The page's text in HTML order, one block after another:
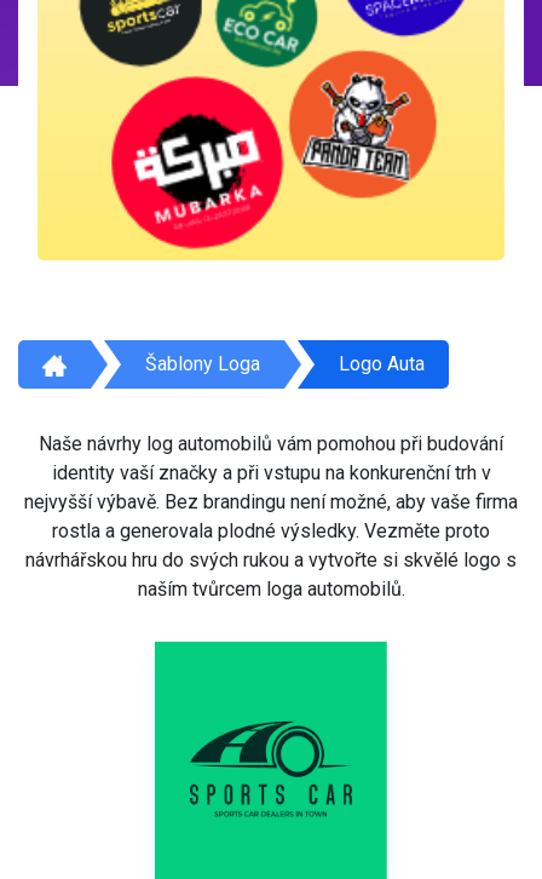
Šablony Loga Logo Auta
Naše návrhy log automobilů vám pomohou při budování
identity vaší značky a při vstupu na konkurenční trh v
nejvyšší výbavě. Bez brandingu není možné, aby vaše firma
rostla a generovala plodné výsledky. Vezměte proto
návrhářskou hru do svých rukou a vytvořte si skvělé logo s
naším tvůrcem loga automobilů.